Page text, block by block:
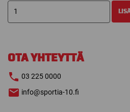
PROSHARP
LAIKKA
OTA YHTEYTTÄ
03 225 0000
info@sportia-10.fi